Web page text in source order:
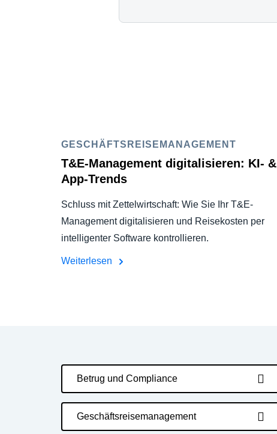
GESCHÄFTSREISEMANAGEMENT
T&E-Management digitalisieren: KI- &
App-Trends
Schluss mit Zettelwirtschaft: Wie Sie Ihr T&E-
Management digitalisieren und Reisekosten per
intelligenter Software kontrollieren.
Weiterlesen
Betrug und Compliance
Geschäftsreisemanagement